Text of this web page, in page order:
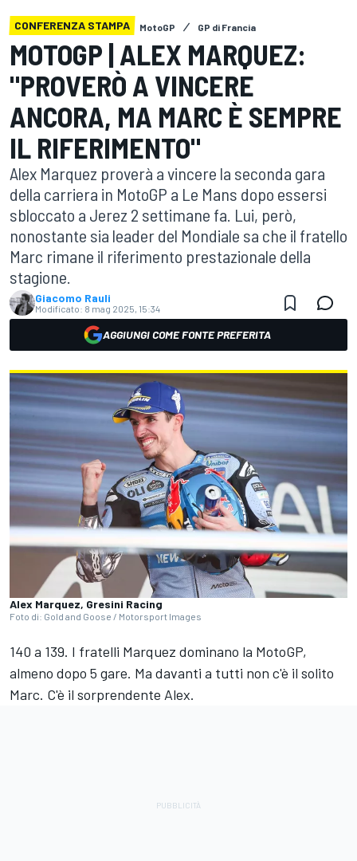
CONFERENZA STAMPA MotoGP GP di Francia
MOTOGP | ALEX MARQUEZ:
"PROVERÒ A VINCERE
ANCORA, MA MARC È SEMPRE
IL RIFERIMENTO"
Alex Marquez proverà a vincere la seconda gara
della carriera in MotoGP a Le Mans dopo essersi
sbloccato a Jerez 2 settimane fa. Lui, però,
nonostante sia leader del Mondiale sa che il fratello
Marc rimane il riferimento prestazionale della
stagione.
Giacomo Rauli
Modificato: 8 mag 2025, 15:34
AGGIUNGI COME FONTE PREFERITA
Alex Marquez, Gresini Racing
Foto di: Gold and Goose / Motorsport Images
140 a 139. I fratelli Marquez dominano la MotoGP,
almeno dopo 5 gare. Ma davanti a tutti non c'è il solito
Marc. C'è il sorprendente Alex.